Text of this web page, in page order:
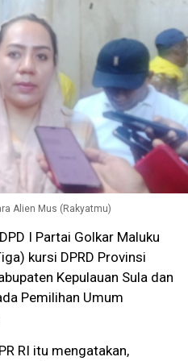
Alien Mus (Rakyatmu)
I Partai Golkar Maluku
kursi DPRD Provinsi
Kepulauan Sula dan
Pemilihan Umum
RI itu mengatakan,